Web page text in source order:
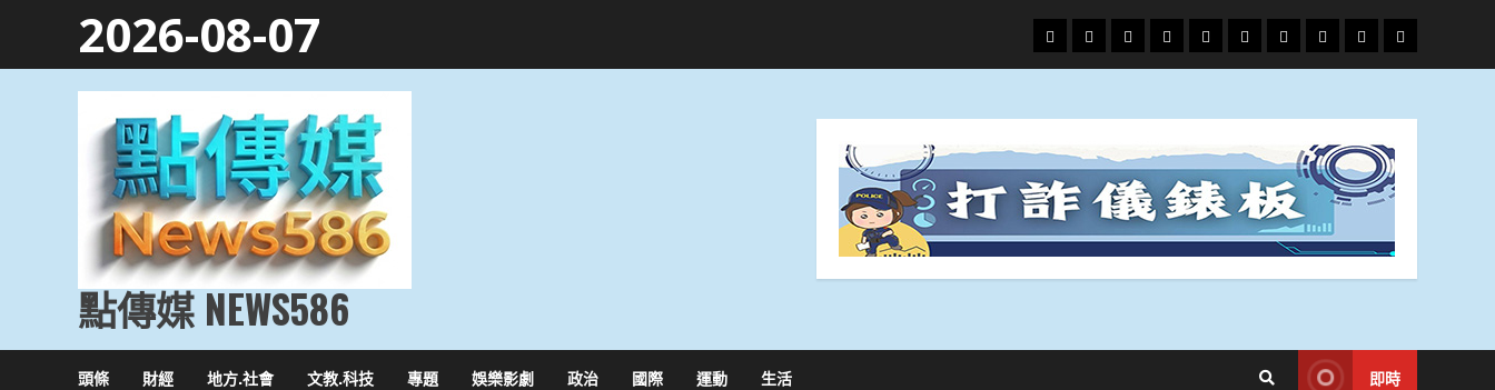
2026-08-07
頭
條
財
經
地
方.
文
教.
專
題
娛
樂
政
治
國
際
運
動
生
活
點傳媒 NEWS586
頭條 財經 地方.社會 文教.科技 專題 娛樂影劇 政治 國際 運動 生活 即時